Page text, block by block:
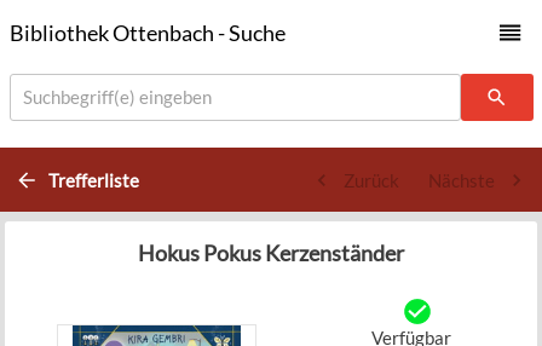
Bibliothek Ottenbach - Suche
Suchbegriff(e) eingeben
Trefferliste Zurück Nächste
Hokus Pokus Kerzenständer
Verfügbar